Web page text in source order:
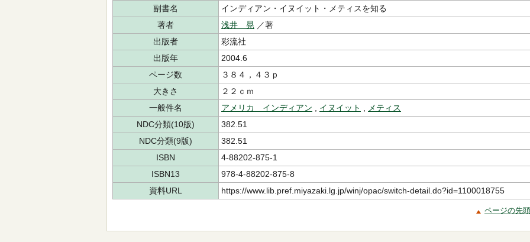
副書名
インディアン・イヌイット・メティスを知る
著者
浅井 晃 ／著
出版者
彩流社
出版年
2004.6
ページ数
３８４，４３ｐ
大きさ
２２ｃｍ
一般件名
アメリカ インディアン イヌイット
メティス
NDC分類(10版)
382.51
NDC分類(9版)
382.51
ISBN
4-88202-875-1
ISBN13
978-4-88202-875-8
資料URL
https://www.lib.pref.miyazaki.lg.jp/winj/opac/switch-detail.do?id=1100018755
ページの先